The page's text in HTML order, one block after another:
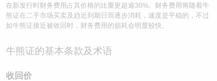
在新发行时财务费用占其价格的比重更超逾30%。财务费用将随着牛
熊证在二手市场买卖及趋近到期日而逐步消耗，速度是平稳的，不过
如牛熊证接近被收回时，财务费用的损耗会明显较快。
牛熊证的基本条款及术语
收回价